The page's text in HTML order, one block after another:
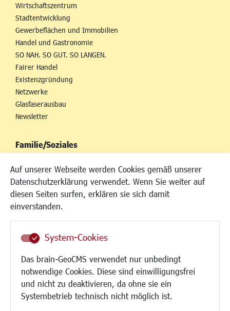
Auf unserer Webseite werden Cookies gemäß unserer
Datenschutzerklärung verwendet. Wenn Sie weiter auf
diesen Seiten surfen, erklären sie sich damit
einverstanden.
System-Cookies
Das brain-GeoCMS verwendet nur unbedingt
notwendige Cookies. Diese sind einwilligungsfrei
und nicht zu deaktivieren, da ohne sie ein
Systembetrieb technisch nicht möglich ist.
Wirtschaftszentrum
Stadtentwicklung
Gewerbeflächen und Immobilien
Handel und Gastronomie
SO NAH. SO GUT. SO LANGEN.
Fairer Handel
Existenzgründung
Netzwerke
Glasfaserausbau
Newsletter
Familie/Soziales
Kinderbetreuung
Kinder und Jugend
Institutionen für Familien
Frauen
Schule
Demokratie leben
Ukrainehilfe
Hilfe für Geflüchtete
Religion